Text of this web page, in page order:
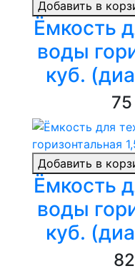
Добавить в
Ёмкость
воды
куб.
Добавить в
Ёмкость
воды
куб.